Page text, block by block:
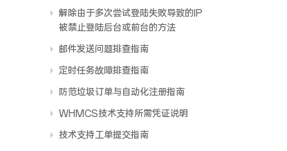
解除由于多次尝试登陆失败导致的IP
被禁止登陆后台或前台的方法
邮件发送问题排查指南
定时任务故障排查指南
防范垃圾订单与自动化注册指南
WHMCS技术支持所需凭证说明
技术支持工单提交指南